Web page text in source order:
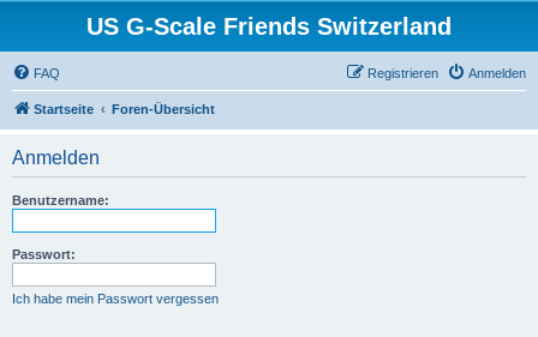
US G-Scale Friends Switzerland
FAQ Anmelden
Registrieren
Startseite Foren-Übersicht
Anmelden
Benutzername:
Passwort:
Ich habe mein Passwort vergessen